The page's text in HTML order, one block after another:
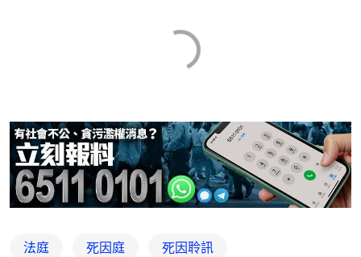
法庭 死因庭 死因聆訊